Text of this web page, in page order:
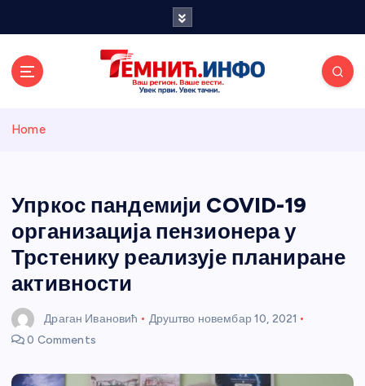
и портал
Home
Упркос пандемији COVID-19
организација пензионера у
Трстенику реализује планиране
активности
Драган Ивановић Друштво новембар 10, 2021
0 Comments